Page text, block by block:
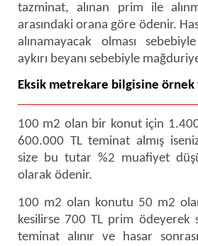
tazminat, alınan prim ile
arasındaki orana göre ödenir.
alınamayacak olması
aykırı beyanı sebebiyle
Eksik metrekare bilgisine
100 m2 olan bir konut için
600.000 TL teminat almış
size bu tutar %2 muafiyet
olarak ödenir.
100 m2 olan konutu 50 m2
kesilirse 700 TL prim ödeyerek
teminat alınır ve hasar